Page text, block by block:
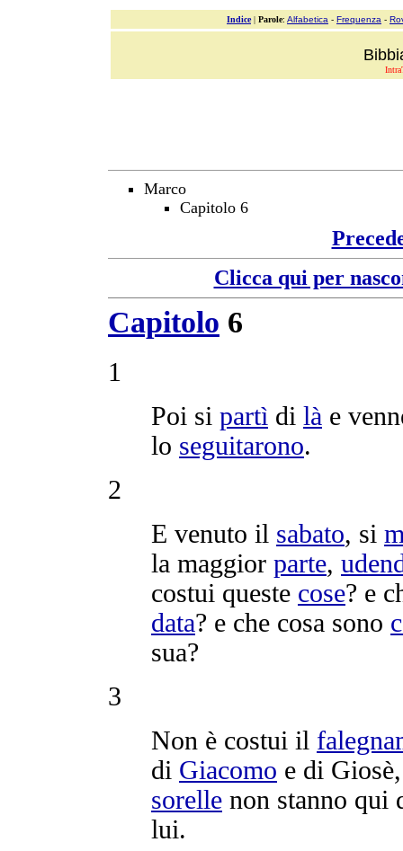
Indice| Parole: Alfabetica - Frequenza -
Marco
Capitolo 6
Clicca qui per
Capitolo 6
1
Poi si partì di là e
lo seguitarono.
2
E venuto il sabato, si
la maggior parte,
costui queste cose? e
data? e che cosa sono
sua?
3
Non è costui il
di Giacomo e di Giosè
sorelle non stanno qui
lui.